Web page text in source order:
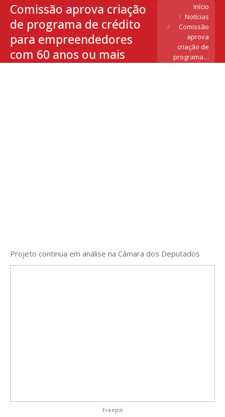
Comissão aprova criação
de programa de crédito
para empreendedores
com 60 anos ou mais
Você está aqui:
Início
Notícias
Comissão
aprova
criação de
programa…
Projeto continua em análise na Câmara dos Deputados
Freepik